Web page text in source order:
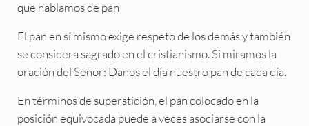
que hablamos de pan
El pan en sí mismo exige respeto de los demás y también
se considera sagrado en el cristianismo. Si miramos la
oración del Señor: Danos el día nuestro pan de cada día.
En términos de superstición, el pan colocado en la
posición equivocada puede a veces asociarse con la